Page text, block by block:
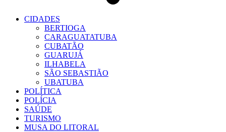
CIDADES
BERTIOGA
CARAGUATATUBA
CUBATÃO
GUARUJÁ
ILHABELA
SÃO SEBASTIÃO
UBATUBA
POLÍTICA
POLÍCIA
SAÚDE
TURISMO
MUSA DO LITORAL